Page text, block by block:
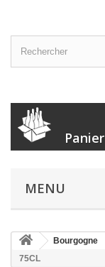
Panier
MENU
Bourgogne
75CL